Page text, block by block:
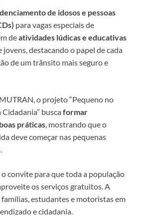
de idosos e pessoas
para vagas especiais de
deatividades lúdicas e educativas
jovens, destacando o papel de cada
de um trânsito mais seguro e
o projeto “Pequeno no
buscaformar
práticas, mostrando que o
deve começar nas pequenas
convite para que toda a população
os serviços gratuitos. A
estudantes e motoristas em
e cidadania.